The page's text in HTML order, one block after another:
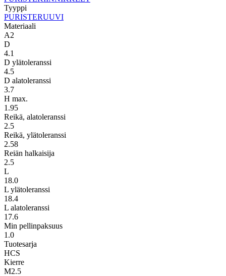
Tyyppi
PURISTERUUVI
Materiaali
A2
D
4.1
D ylätoleranssi
4.5
D alatoleranssi
3.7
H max.
1.95
Reikä, alatoleranssi
2.5
Reikä, ylätoleranssi
2.58
Reiän halkaisija
2.5
L
18.0
L ylätoleranssi
18.4
L alatoleranssi
17.6
Min pellinpaksuus
1.0
Tuotesarja
HCS
Kierre
M2.5